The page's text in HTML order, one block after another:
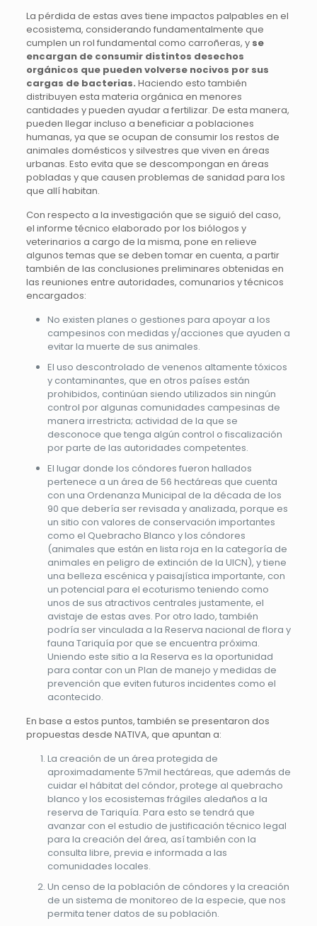
La pérdida de estas aves tiene impactos palpables en el
ecosistema, considerando fundamentalmente que
cumplen un rol fundamental como carroñeras, y se
encargan de consumir distintos desechos
orgánicos que pueden volverse nocivos por sus
cargas de bacterias. Haciendo esto también
distribuyen esta materia orgánica en menores
cantidades y pueden ayudar a fertilizar. De esta manera,
pueden llegar incluso a beneficiar a poblaciones
humanas, ya que se ocupan de consumir los restos de
animales domésticos y silvestres que viven en áreas
urbanas. Esto evita que se descompongan en áreas
pobladas y que causen problemas de sanidad para los
que allí habitan.
Con respecto a la investigación que se siguió del caso,
el informe técnico elaborado por los biólogos y
veterinarios a cargo de la misma, pone en relieve
algunos temas que se deben tomar en cuenta, a partir
también de las conclusiones preliminares obtenidas en
las reuniones entre autoridades, comunarios y técnicos
encargados:
No existen planes o gestiones para apoyar a los
campesinos con medidas y/acciones que ayuden a
evitar la muerte de sus animales.
El uso descontrolado de venenos altamente tóxicos
y contaminantes, que en otros países están
prohibidos, continúan siendo utilizados sin ningún
control por algunas comunidades campesinas de
manera irrestricta; actividad de la que se
desconoce que tenga algún control o fiscalización
por parte de las autoridades competentes.
El lugar donde los cóndores fueron hallados
pertenece a un área de 56 hectáreas que cuenta
con una Ordenanza Municipal de la década de los
90 que debería ser revisada y analizada, porque es
un sitio con valores de conservación importantes
como el Quebracho Blanco y los cóndores
(animales que están en lista roja en la categoría de
animales en peligro de extinción de la UICN), y tiene
una belleza escénica y paisajística importante, con
un potencial para el ecoturismo teniendo como
unos de sus atractivos centrales justamente, el
avistaje de estas aves. Por otro lado, también
podría ser vinculada a la Reserva nacional de flora y
fauna Tariquía por que se encuentra próxima.
Uniendo este sitio a la Reserva es la oportunidad
para contar con un Plan de manejo y medidas de
prevención que eviten futuros incidentes como el
acontecido.
En base a estos puntos, también se presentaron dos
propuestas desde NATIVA, que apuntan a:
La creación de un área protegida de
aproximadamente 57mil hectáreas, que además de
cuidar el hábitat del cóndor, protege al quebracho
blanco y los ecosistemas frágiles aledaños a la
reserva de Tariquía. Para esto se tendrá que
avanzar con el estudio de justificación técnico legal
para la creación del área, así también con la
consulta libre, previa e informada a las
comunidades locales.
Un censo de la población de cóndores y la creación
de un sistema de monitoreo de la especie, que nos
permita tener datos de su población.